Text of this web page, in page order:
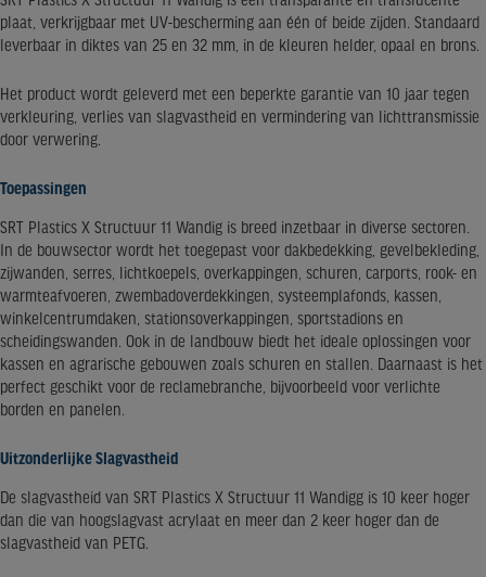
plaat, verkrijgbaar met UV-bescherming aan één of beide zijden. Standaard
leverbaar in diktes van 25 en 32 mm, in de kleuren helder, opaal en brons.
Het product wordt geleverd met een beperkte garantie van 10 jaar tegen
verkleuring, verlies van slagvastheid en vermindering van lichttransmissie
door verwering.
Toepassingen
SRT Plastics X Structuur 11 Wandig is breed inzetbaar in diverse sectoren.
In de bouwsector wordt het toegepast voor dakbedekking, gevelbekleding,
zijwanden, serres, lichtkoepels, overkappingen, schuren, carports, rook- en
warmteafvoeren, zwembadoverdekkingen, systeemplafonds, kassen,
winkelcentrumdaken, stationsoverkappingen, sportstadions en
scheidingswanden. Ook in de landbouw biedt het ideale oplossingen voor
kassen en agrarische gebouwen zoals schuren en stallen. Daarnaast is het
perfect geschikt voor de reclamebranche, bijvoorbeeld voor verlichte
borden en panelen.
Uitzonderlijke Slagvastheid
De slagvastheid van SRT Plastics X Structuur 11 Wandigg is 10 keer hoger
dan die van hoogslagvast acrylaat en meer dan 2 keer hoger dan de
slagvastheid van PETG.